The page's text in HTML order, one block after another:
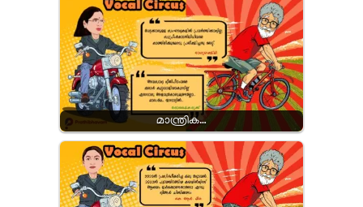
മാന്ത്രിക…